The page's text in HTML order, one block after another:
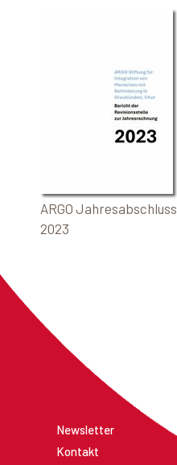
ARGO Jahresabschluss
2023
Newsletter
Kontakt